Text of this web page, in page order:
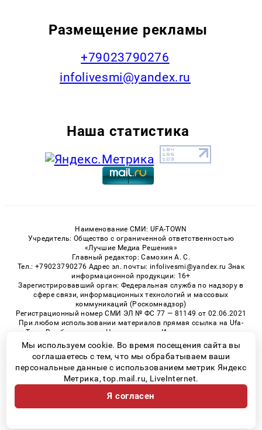
Размещение рекламы
+79023790276
infolivesmi@yandex.ru
Наша статистика
Наименование СМИ: UFA-TOWN
Учредитель: Общество с ограниченной ответственностью
«Лучшие Медиа Решения»
Главный редактор: Самохин А. С.
Тел.: +79023790276 Адрес эл. почты: infolivesmi@yandex.ru Знак
информационной продукции: 16+
Зарегистрировавший орган: Федеральная служба по надзору в
сфере связи, информационных технологий и массовых
коммуникаций (Роскомнадзор)
Регистрационный номер СМИ ЭЛ № ФС 77 — 81149 от 02.06.2021
При любом использовании материалов прямая ссылка на Ufa-
Town.Ru обязательна. Цитирование в Интернете возможно
только при наличии письменного разрешения.
© 2026 «Ufa-Town» | Все права защищены
Возрастная категория сайта 16+
Политика конфиденциальности
Мы используем cookie. Во время посещения сайта вы
соглашаетесь с тем, что мы обрабатываем ваши
персональные данные с использованием метрик Яндекс
Метрика, top.mail.ru, LiveInternet.
Я согласен